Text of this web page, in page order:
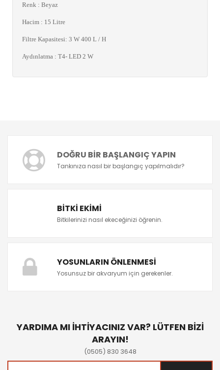
Renk : Beyaz
Hacim : 15 Litre
Filtre Kapasitesi: 3 W 400 L / H
Aydınlatma : T4- LED 2 W
DOĞRU BIR BAŞLANGIÇ YAPIN
Tankınıza nasıl bir başlangıç yapılmalıdır?
BITKI EKIMI
Bitkilerinizi nasıl ekeceğinizi öğrenin.
YOSUNLARIN ÖNLENMESI
Yosunsuz bir akvaryum için gerekenler.
YARDIMA MI İHTİYACINIZ VAR? LÜTFEN BİZİ
ARAYIN!
(0505) 830 3648